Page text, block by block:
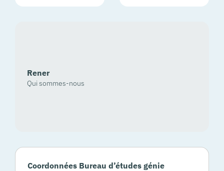
Rener
Qui sommes-nous
Coordonnées Bureau d’études génie